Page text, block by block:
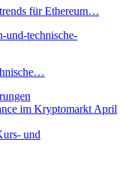
für Ethereum…
im Kryptomarkt April
und